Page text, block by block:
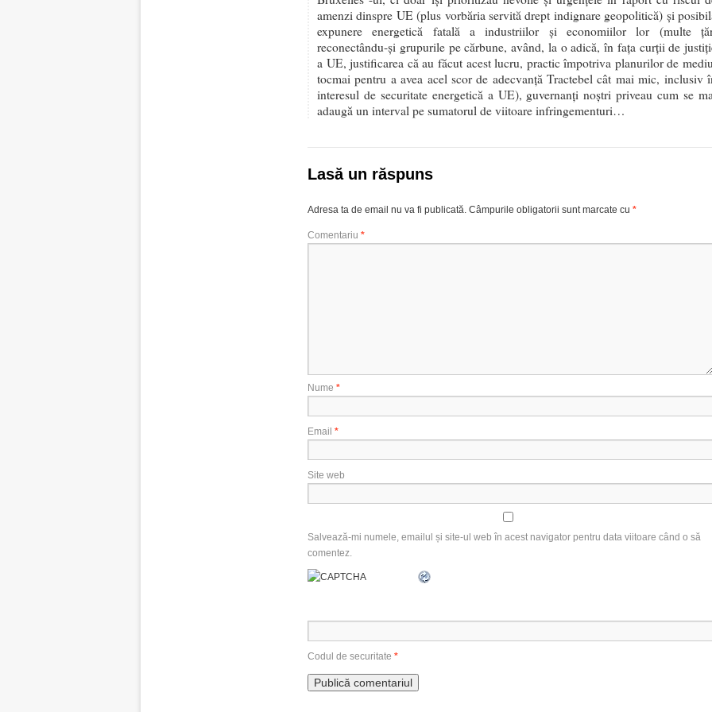
amenzi dinspre UE (plus vorbăria servită drept indignare geopolitică) și
expunere energetică fatală a industriilor și economiilor lor (multe
reconectându-și grupurile pe cărbune, având, la o adică, în fața curții de
a UE, justificarea că au făcut acest lucru, practic împotriva planurilor de
tocmai pentru a avea acel scor de adecvanță Tractebel cât mai mic, inclusiv
interesul de securitate energetică a UE), guvernanți noștri priveau cum se
adaugă un interval pe sumatorul de viitoare infringementuri…
Lasă un răspuns
Adresa ta de email nu va fi publicată. Câmpurile obligatorii sunt marcate cu *
Comentariu *
Nume *
Email *
Site web
Salvează-mi numele, emailul și site-ul web în acest navigator pentru data viitoare când o să
comentez.
Codul de securitate *